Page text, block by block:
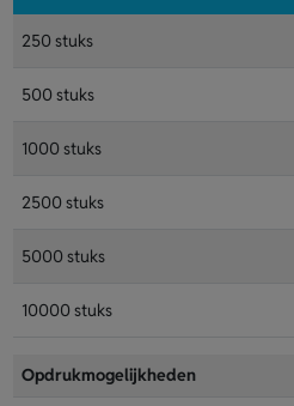
250 stuks
500 stuks
1000 stuks
2500 stuks
5000 stuks
10000 stuks
Opdrukmogelijkheden